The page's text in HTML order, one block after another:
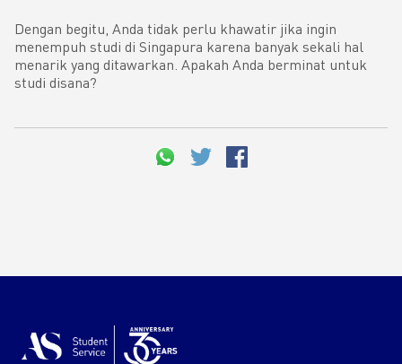
Dengan begitu, Anda tidak perlu khawatir jika ingin
menempuh studi di Singapura karena banyak sekali hal
menarik yang ditawarkan. Apakah Anda berminat untuk
studi disana?